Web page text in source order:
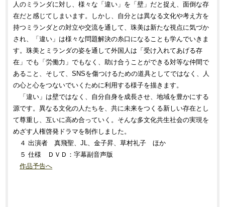
人のミランダに対し、様々な「違い」を「壁」だと捉え、面倒な存
在だと感じてしまいます。しかし、自分とは異なる文化や考え方を
持つミランダとの対立や交流を通して、珠美は新たな視点に気づか
され、「違い」は様々な問題解決の糸口になることも学んでいきま
す。珠美とミランダの姿を通して外国人は「受け入れてあげる存
在」でも「労働力」でもなく、助け合うことができる対等な仲間で
あること、そして、SNSを傷つけるための道具としてではなく、人
の心と心をつないでいくために利用する様子を描きます。
「違い」は壁ではなく、自分自身を成長させ、地域を豊かにする
源です。異なる文化の人たちを、共に未来をつくる新しい存在とし
て尊重し、互いに高め合っていく。そんな多文化共生社会の実現を
めざす人権啓発ドラマを制作しました。
４ 出演者 真飛聖、JL、金子昇、草村礼子 ほか
５ 仕様 ＤＶＤ：字幕副音声版
作品予告へ